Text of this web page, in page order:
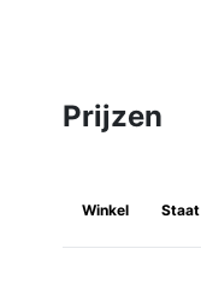
Prijzen
Winkel Staat